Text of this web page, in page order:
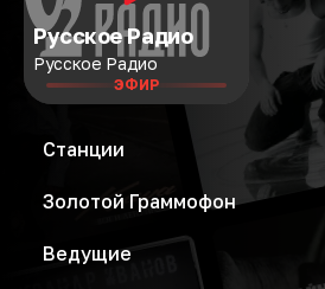
Русское Радио
Русское Радио
ЭФИР
Станции
Золотой Граммофон
Ведущие